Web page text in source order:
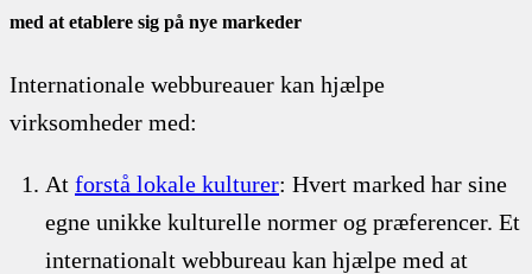
med at etablere sig på nye markeder
Internationale webbureauer kan hjælpe
virksomheder med:
At forstå lokale kulturer: Hvert marked har sine
egne unikke kulturelle normer og præferencer. Et
internationalt webbureau kan hjælpe med at